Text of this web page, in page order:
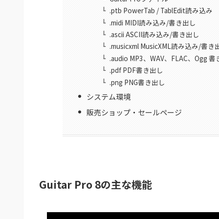
.ptb PowerTab / TablEdit読み込み
.midi MIDI読み込み/書き出し
.ascii ASCII読み込み/書き出し
.musicxml MusicXML読み込み/書き
.audio MP3、WAV、FLAC、Ogg 書
.pdf PDF書き出し
.png PNG書き出し
システム環境
販売ショップ・セールページ
Guitar Pro 8の主な機能